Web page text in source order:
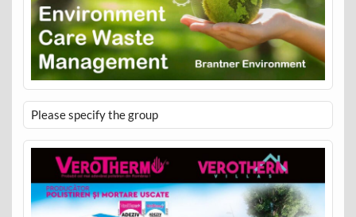
Please specify the group